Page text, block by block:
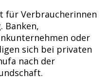
für Verbraucherinnen
Banken,
oder
sich bei privaten
nach der